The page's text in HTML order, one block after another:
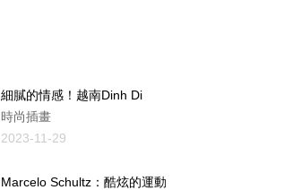
細膩的情感！越南Dinh Di
時尚插畫
2023-11-29
Marcelo Schultz：酷炫的運動